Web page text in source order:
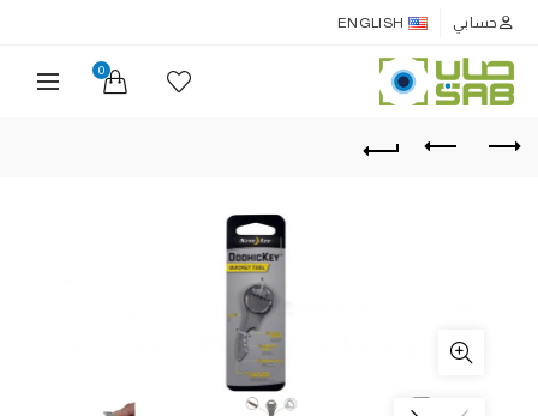
حسابي ENGLISH
0